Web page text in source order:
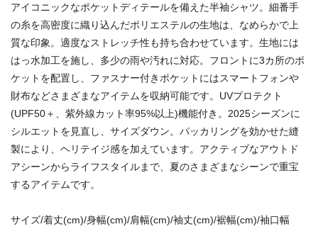
アイコニックなポケットディテールを備えた半袖シャツ。細番手
の糸を高密度に織り込んだポリエステルの生地は、なめらかで上
質な印象。適度なストレッチ性も持ち合わせています。生地には
はっ水加工を施し、多少の雨や汚れに対応。フロントに3カ所のポ
ケットを配置し、ファスナー付きポケットにはスマートフォンや
財布などさまざまなアイテムを収納可能です。UVプロテクト
(UPF50＋、紫外線カット率95%以上)機能付き。2025シーズンに
シルエットを見直し、サイズダウン。パッカリングを効かせた縫
製により、ヘリテイジ感を加えています。アクティブなアウトド
アシーンからライフスタイルまで、夏のさまざまなシーンで重宝
するアイテムです。
サイズ/着丈(cm)/身幅(cm)/肩幅(cm)/袖丈(cm)/裾幅(cm)/袖口幅